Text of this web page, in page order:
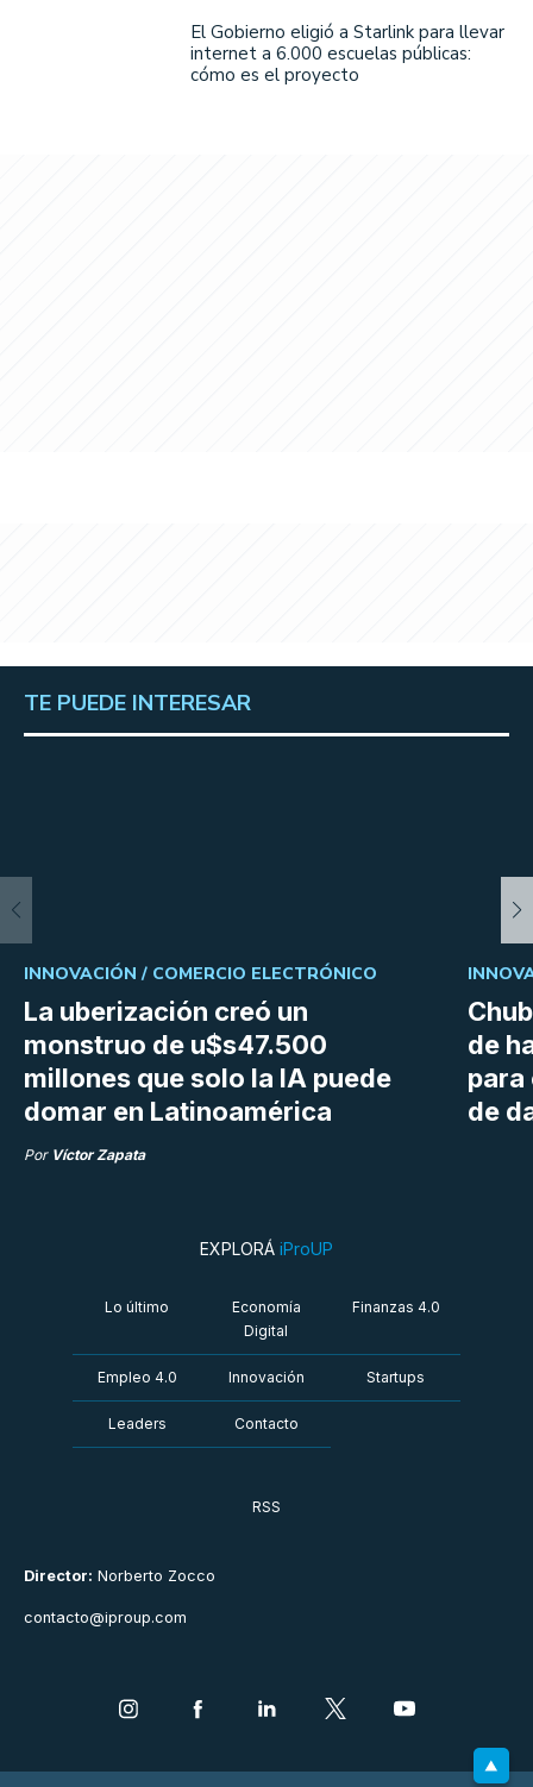
El Gobierno eligió a Starlink para llevar
internet a 6.000 escuelas públicas:
cómo es el proyecto
TE PUEDE INTERESAR
La uberización creó un
monstruo de u$s47.500
millones que solo la IA puede
domar en Latinoamérica
INNOVACIÓN / COMERCIO ELECTRÓNICO
Por Víctor Zapata
de
para
de
Director: Norberto Zocco
contacto@iproup.com
EXPLORÁ iProUP
Lo último
Economía
Digital
Finanzas 4.0
Empleo 4.0 Innovación Startups
Leaders Contacto
RSS